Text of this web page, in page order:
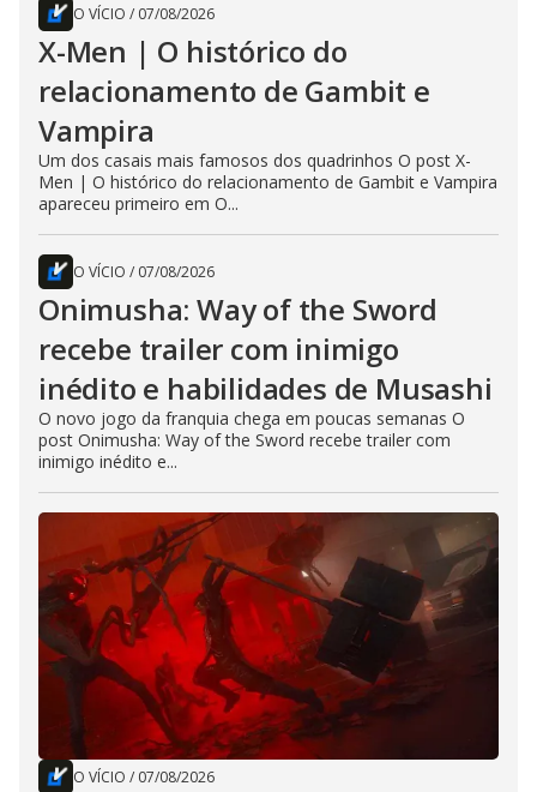
O VÍCIO / 07/08/2026
X-Men | O histórico do
relacionamento de Gambit e
Vampira
Um dos casais mais famosos dos quadrinhos O post X-
Men | O histórico do relacionamento de Gambit e Vampira
apareceu primeiro em O...
O VÍCIO / 07/08/2026
Onimusha: Way of the Sword
recebe trailer com inimigo
inédito e habilidades de Musashi
O novo jogo da franquia chega em poucas semanas O
post Onimusha: Way of the Sword recebe trailer com
inimigo inédito e...
O VÍCIO / 07/08/2026